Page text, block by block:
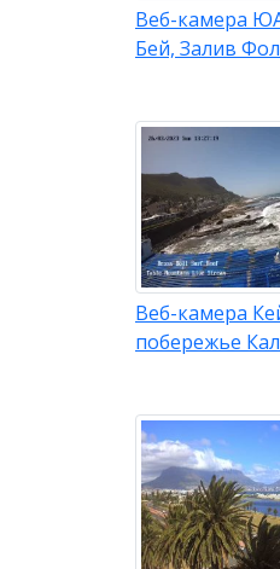
Веб-камера
Бей, Залив
Веб-камера
побережье